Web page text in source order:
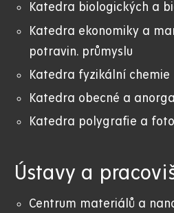
Katedra biologických a
Katedra ekonomiky a
potravin. průmyslu
Katedra fyzikální chemie
Katedra obecné a
Katedra polygrafie a
Ústavy a
Centrum materiálů a